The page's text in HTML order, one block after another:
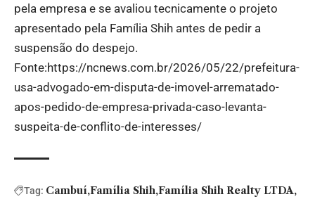
pela empresa e se avaliou tecnicamente o projeto
apresentado pela Família Shih antes de pedir a
suspensão do despejo.
Fonte:https://ncnews.com.br/2026/05/22/prefeitura-
usa-advogado-em-disputa-de-imovel-arrematado-
apos-pedido-de-empresa-privada-caso-levanta-
suspeita-de-conflito-de-interesses/
Tag: Cambuí Família Shih Família Shih Realty LTDA